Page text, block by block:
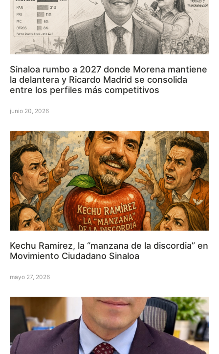
Sinaloa rumbo a 2027 donde Morena mantiene
la delantera y Ricardo Madrid se consolida
entre los perfiles más competitivos
junio 20, 2026
Kechu Ramírez, la “manzana de la discordia” en
Movimiento Ciudadano Sinaloa
mayo 27, 2026